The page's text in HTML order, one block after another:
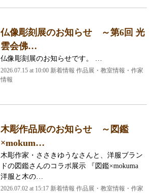
仏像彫刻展のお知らせ ～第6回 光
雲会佛…
仏像彫刻展のお知らせです。 …
2026.07.15 at 10:00 新着情報 作品展・教室情報・作家
情報
木彫作品展のお知らせ ～図鑑
×mokum…
木彫作家・ささきゆうなさんと、洋服ブラン
ドの図鑑さんのコラボ展示 『図鑑×mokuma
洋服と木の…
2026.07.02 at 15:17 新着情報 作品展・教室情報・作家